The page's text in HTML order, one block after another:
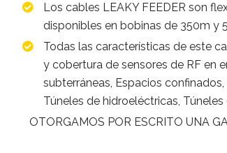
Los cables LEAKY FEEDER son
disponibles en bobinas de 350m y
Todas las características de este
y cobertura de sensores de RF en
subterráneas, Espacios
Túneles de hidroeléctricas,
OTORGAMOS POR ESCRITO UNA